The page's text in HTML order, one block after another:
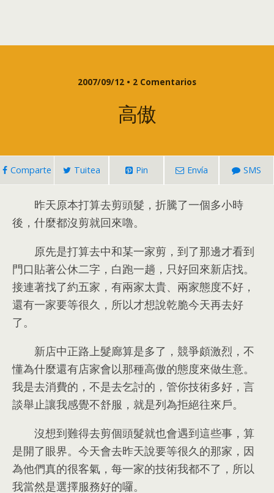
2007/09/12 • 2 Comentarios
高傲
Comparte Tuitea Pin Envía SMS
昨天原本打算去剪頭髮 ， 折騰了一個多小時
後 ， 什麼都沒剪就回來嚕。
原先是打算去中和某一家剪 ， 到了那邊才看到
門口貼著公休二字 ， 白跑一趟 ， 只好回來新店找。
接連著找了約五家 ， 有兩家太貴、 兩家態度不好 ，
還有一家要等很久 ， 所以才想說乾脆今天再去好
了。
新店中正路上髮廊算是多了 ， 競爭頗激烈 ， 不
懂為什麼還有店家會以那種高傲的態度來做生意。
我是去消費的 ， 不是去乞討的 ， 管你技術多好 ， 言
談舉止讓我感覺不舒服 ， 就是列為拒絕往來戶。
沒想到難得去剪個頭髮就也會遇到這些事 ， 算
是開了眼界。 今天會去昨天說要等很久的那家 ， 因
為他們真的很客氣 ， 每一家的技術我都不了 ， 所以
我當然是選擇服務好的囉。